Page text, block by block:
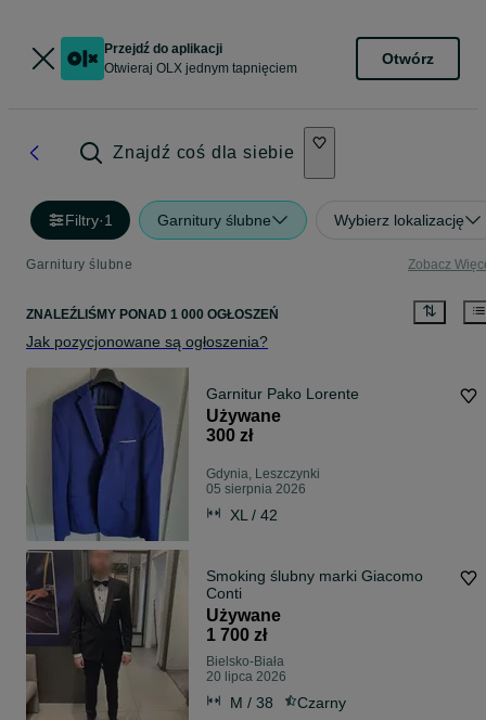
Przejdź do aplikacji
Otwieraj OLX jednym tapnięciem
Otwórz
Znajdź coś dla siebie
Filtry·1 Garnitury ślubne Wybierz lokalizację
Garnitury ślubne Zobacz
ZNALEŹLIŚMY PONAD 1 000 OGŁOSZEŃ
Jak pozycjonowane są ogłoszenia?
Garnitur Pako Lorente
Używane
300 zł
Gdynia, Leszczynki
05 sierpnia 2026
XL / 42
Smoking ślubny marki Giacomo
Conti
Używane
1 700 zł
Bielsko-Biała
20 lipca 2026
M / 38 Czarny